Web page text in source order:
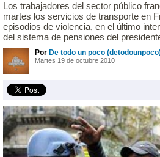
Los trabajadores del sector público
martes los servicios de transporte en
episodios de violencia, en el último
del sistema de pensiones del
Por De todo un poco
Martes 19 de octubre 2010